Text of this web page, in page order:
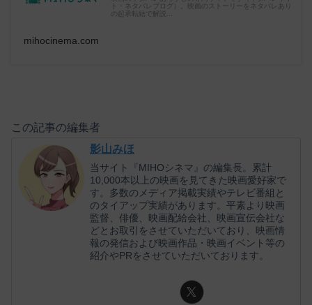
ト・ネタバレブログ）。映画のストーリーをネタバレあり
の起承転結で解説...
mihocinema.com
この記事の編集者
影山みほ
当サイト『MIHOシネマ』の編集長。累計
10,000本以上の映画を見てきた映画愛好家で
す。多数のメディア掲載実績やテレビ番組と
のタイアップ実績があります。平素より映画
監督、俳優、映画配給会社、映画宣伝会社な
どとお取引をさせていただいており、映画情
報の発信および映画作品・映画イベント等の
紹介やPRをさせていただいております。